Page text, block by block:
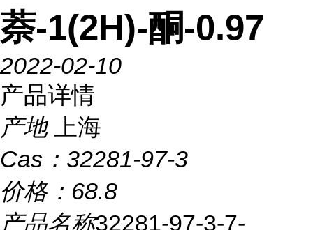
萘-1(2H)-酮-0.97
2022-02-10
产品详情
产地
上海
Cas： 32281-97-3
价格： 68.8
产品名称32281-97-3-7-